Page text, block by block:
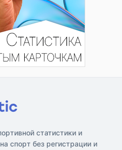
статистики и
спорт без регистрации и